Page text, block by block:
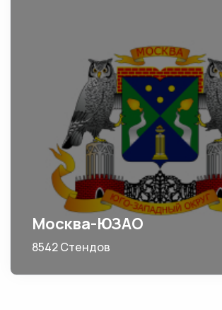
Москва-ЮЗАО
8542 Стендов